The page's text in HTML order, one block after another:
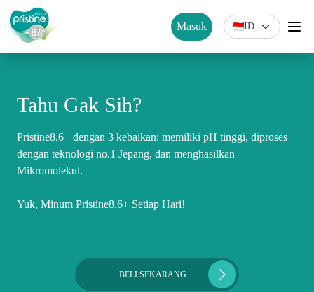
Masuk ID
Tahu Gak Sih?
Pristine8.6+ dengan 3 kebaikan: memiliki pH tinggi, diproses
dengan teknologi no.1 Jepang, dan menghasilkan
Mikromolekul.
Yuk, Minum Pristine8.6+ Setiap Hari!
BELI SEKARANG